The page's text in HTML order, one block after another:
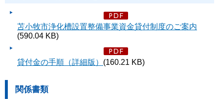
苫小牧市浄化槽設置整備事業資金貸付制度のご案内
(590.04 KB)
貸付金の手順（詳細版） (160.21 KB)
関係書類